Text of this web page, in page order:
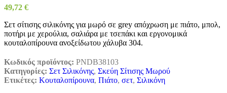
49,72 €
Σετ σίτισης σιλικόνης για μωρό σε grey απόχρωση με πιάτο, μπολ,
ποτήρι με χερούλια, σαλιάρα με τσεπάκι και εργονομικά
κουταλοπίρουνα ανοξείδωτου χάλυβα 304.
Κωδικός προϊόντος: PNDB38103
Κατηγορίες: Σετ Σιλικόνης, Σκεύη Σίτισης Μωρού
Ετικέτες: Κουταλοπίρουνα, Πιάτο, σετ, Σιλικόνη